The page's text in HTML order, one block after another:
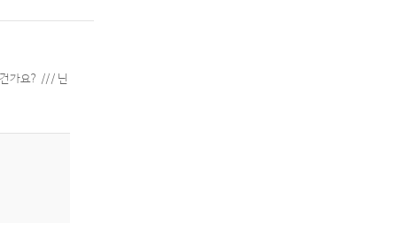
건가요? /// 닌